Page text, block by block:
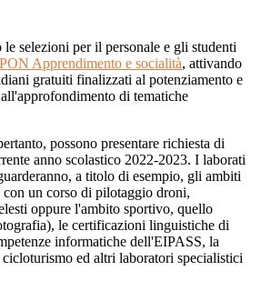
selezioni per il personale e gli studenti
PON Apprendimento e socialità, attivando
gratuiti finalizzati al potenziamento e
di tematiche
possono presentare richiesta di
anno scolastico 2022-2023. I laborati
a titolo di esempio, gli ambiti
un corso di pilotaggio droni,
oppure l'ambito sportivo, quello
le certificazioni linguistiche di
informatiche dell'EIPASS, la
ed altri laboratori specialistici